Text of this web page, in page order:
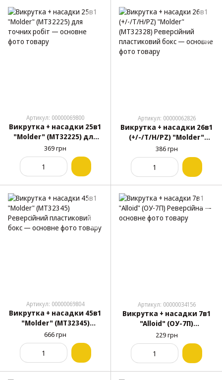
Артикул: 00000069800
Викрутка + насадки 25в1
"Molder" (МТ32225) для
точних робіт
369 грн
Артикул: 00000062826
Викрутка + насадки 26в1
(+/-/T/H/PZ) "Molder"
(МТ32328) Реверсійний
пластиковий бокс
386 грн
Артикул: 00000069804
Викрутка + насадки 45в1
"Molder" (МТ32345)
Реверсійний
пластиковий бокс
666 грн
Артикул: 00000034156
Викрутка + насадки 7в1
"Alloid" (ОУ-7П)
Реверсійна
229 грн